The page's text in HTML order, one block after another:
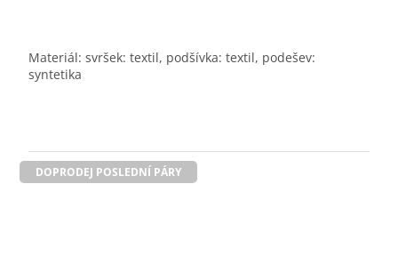
Materiál: svršek: textil, podšívka: textil, podešev:
syntetika
DOPRODEJ POSLEDNÍ PÁRY